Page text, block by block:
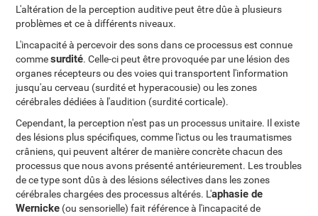
L'altération de la perception auditive peut être dûe à plusieurs
problèmes et ce à différents niveaux.
L'incapacité à percevoir des sons dans ce processus est connue
commesurdité. Celle-ci peut être provoquée par une lésion des
organes récepteurs ou des voies qui transportent l'information
jusqu'au cerveau (surdité et hyperacousie) ou les zones
cérébrales dédiées à l'audition (surdité corticale).
Cependant, la perception n'est pas un processus unitaire. Il existe
des lésions plus spécifiques, comme l'ictus ou les traumatismes
crâniens, qui peuvent altérer de manière concrète chacun des
processus que nous avons présenté antérieurement. Les troubles
de ce type sont dûs à des lésions sélectives dans les zones
cérébrales chargées des processus altérés. L'aphasie de
Wernicke (ou sensorielle) fait référence à l'incapacité de